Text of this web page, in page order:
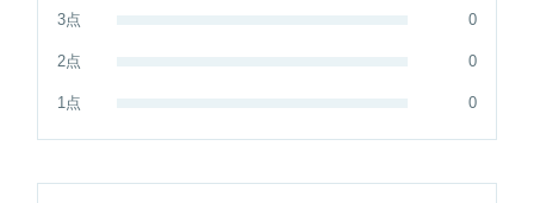
3点 0
2点 0
1点 0